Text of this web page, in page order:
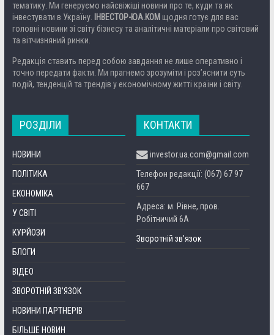
тематику. Ми генеруємо найсвіжіші новини про те, куди та як
інвестувати в Україну. ІНВЕСТОР-ЮА.КОМ щодня готує для вас
головні новини зі світу бізнесу та аналітичні матеріали про світовий
та вітчизняний ринки.
Редакція ставить перед собою завдання не лише оперативно і
точно передати факти. Ми прагнемо зрозуміти і роз’яснити суть
подій, тенденцій та трендів у економічному житті країни і світу.
РОЗДІЛИ
НОВИНИ
ПОЛІТИКА
ЕКОНОМІКА
У СВІТІ
КУРЙОЗИ
БЛОГИ
ВІДЕО
ЗВОРОТНІЙ ЗВ’ЯЗОК
НОВИНИ ПАРТНЕРІВ
БІЛЬШЕ НОВИН
КОНТАКТИ
investor.ua.com@gmail.com
Телефон редакції: (067) 67 97
667
Адреса: м. Рівне, пров.
Робітничий 6А
Зворотній зв’язок